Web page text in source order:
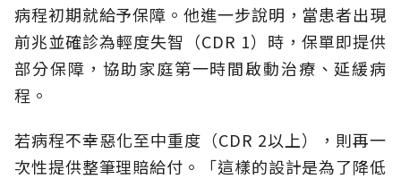
病程初期就給予保障。他進一步說明，當患者出現
前兆並確診為輕度失智（CDR 1）時，保單即提供
部分保障，協助家庭第一時間啟動治療、延緩病
程。
若病程不幸惡化至中重度（CDR 2以上），則再一
次性提供整筆理賠給付。「這樣的設計是為了降低